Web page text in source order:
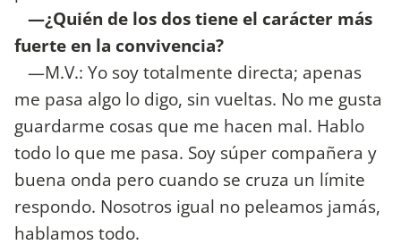
—¿Quién de los dos tiene el carácter más
fuerte en la convivencia?
—M.V.: Yo soy totalmente directa; apenas
me pasa algo lo digo, sin vueltas. No me gusta
guardarme cosas que me hacen mal. Hablo
todo lo que me pasa. Soy súper compañera y
buena onda pero cuando se cruza un límite
respondo. Nosotros igual no peleamos jamás,
hablamos todo.